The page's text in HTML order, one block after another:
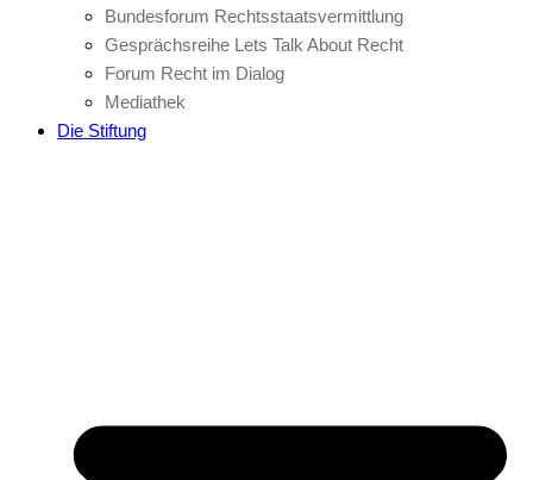
Bundesforum Rechtsstaatsvermittlung
Gesprächsreihe Lets Talk About Recht
Forum Recht im Dialog
Mediathek
Die Stiftung